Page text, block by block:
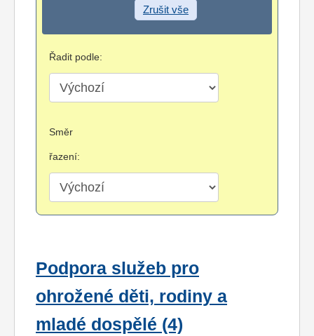
Zrušit vše
Řadit podle:
Směr
řazení:
Podpora služeb pro
ohrožené děti, rodiny a
mladé dospělé (4)